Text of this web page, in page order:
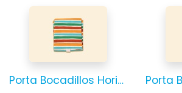
Porta Bocadillos Horizonte